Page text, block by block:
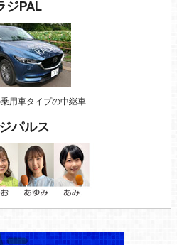
ジPAL
用車タイプの中継車
パルス